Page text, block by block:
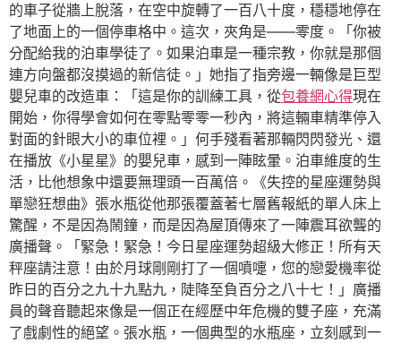
的車子從牆上脫落，在空中旋轉了一百八十度，穩穩地停在
了地面上的一個停車格中。這次，夾角是——零度。「你被
分配給我的泊車學徒了。如果泊車是一種宗教，你就是那個
連方向盤都沒摸過的新信徒。」她指了指旁邊一輛像是巨型
嬰兒車的改造車：「這是你的訓練工具，從包養網心得現在
開始，你得學會如何在零點零零一秒內，將這輛車精準停入
對面的針眼大小的車位裡。」何手殘看著那輛閃閃發光、還
在播放《小星星》的嬰兒車，感到一陣眩暈。泊車維度的生
活，比他想象中還要無理頭一百萬倍。《失控的星座運勢與
單戀狂想曲》張水瓶從他那張覆蓋著七層舊報紙的單人床上
驚醒，不是因為鬧鐘，而是因為屋頂傳來了一陣震耳欲聾的
廣播聲。「緊急！緊急！今日星座運勢超級大修正！所有天
秤座請注意！由於月球剛剛打了一個噴嚏，您的戀愛機率從
昨日的百分之九十九點九，陡降至負百分之八十七！」廣播
員的聲音聽起來像是一個正在經歷中年危機的雙子座，充滿
了戲劇性的絕望。張水瓶，一個典型的水瓶座，立刻感到一